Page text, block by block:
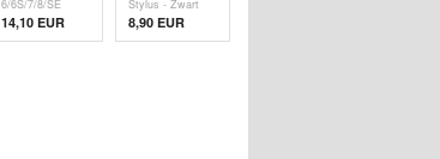
6/6S/7/8/SE
(2020)/SE (
14,10 EUR
Stylus - Zwart
8,90 EUR